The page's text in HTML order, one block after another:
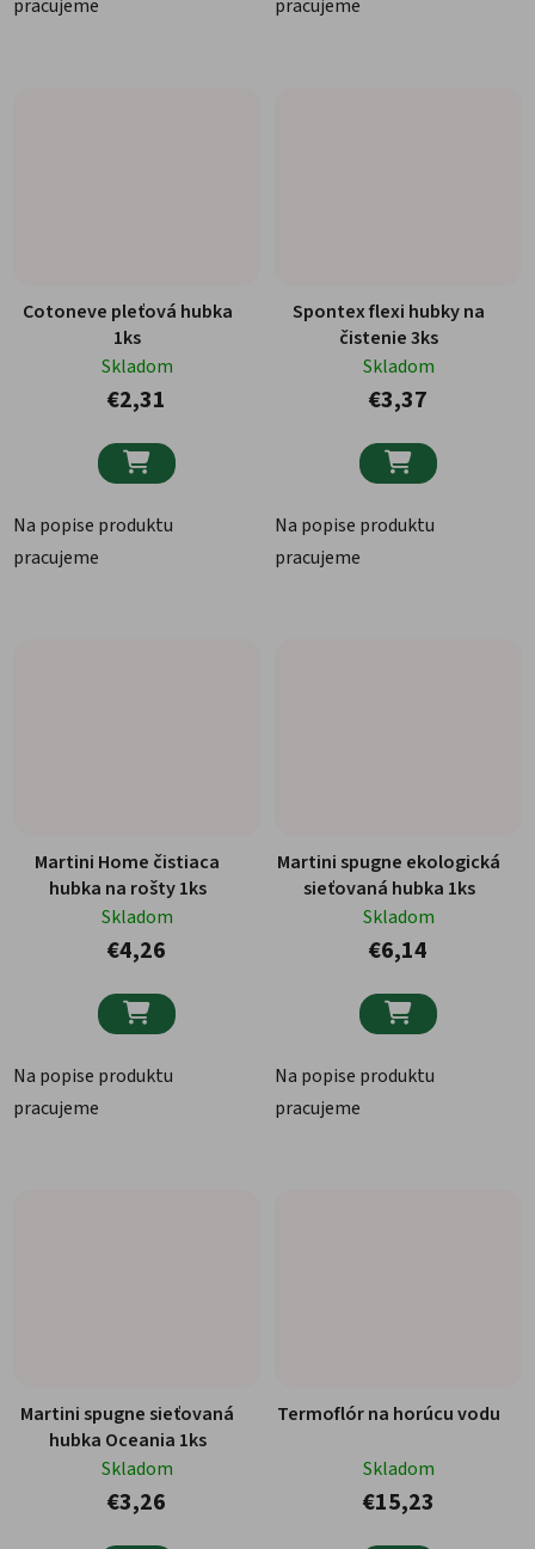
pracujeme pracujeme
Cotoneve pleťová hubka
1ks
Skladom
€2,31

Na popise produktu
pracujeme
Spontex flexi hubky na
čistenie 3ks
Skladom
€3,37

Na popise produktu
pracujeme
Martini Home čistiaca
hubka na rošty 1ks
Skladom
€4,26

Na popise produktu
pracujeme
Martini spugne ekologická
sieťovaná hubka 1ks
Skladom
€6,14

Na popise produktu
pracujeme
Martini spugne sieťovaná
hubka Oceania 1ks
Skladom
€3,26
Termoflór na horúcu vodu
Skladom
€15,23